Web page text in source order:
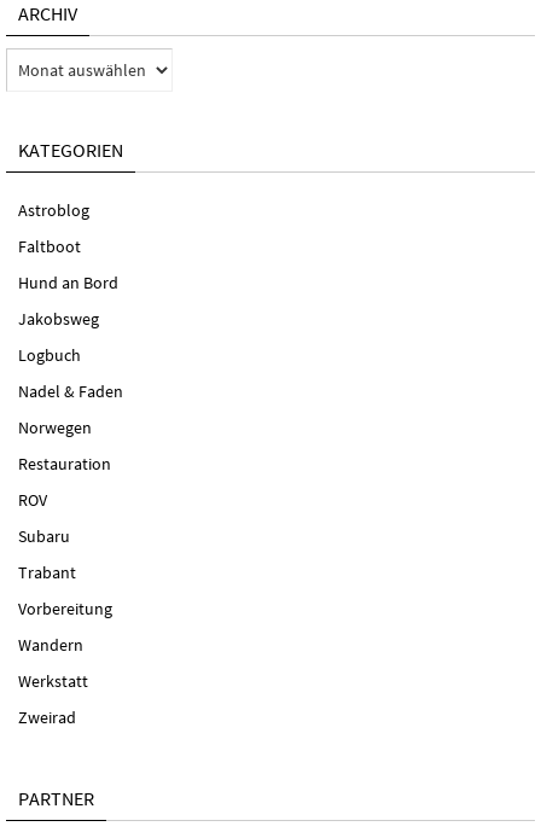
ARCHIV
Archiv
KATEGORIEN
Astroblog
Faltboot
Hund an Bord
Jakobsweg
Logbuch
Nadel & Faden
Norwegen
Restauration
ROV
Subaru
Trabant
Vorbereitung
Wandern
Werkstatt
Zweirad
PARTNER